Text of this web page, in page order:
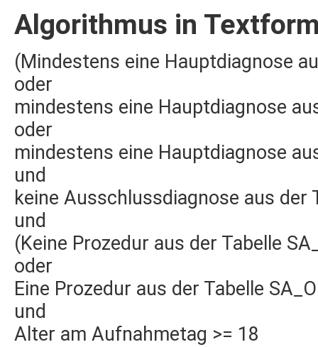
Algorithmus in
(Mindestens eine Hauptdiagnose
oder
mindestens eine Hauptdiagnose
oder
mindestens eine Hauptdiagnose
und
keine Ausschlussdiagnose aus der
und
(Keine Prozedur aus der Tabelle
oder
Eine Prozedur aus der Tabelle
und
Alter am Aufnahmetag >= 18